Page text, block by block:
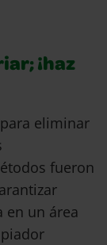
¡haz
eliminar
fueron
en un área